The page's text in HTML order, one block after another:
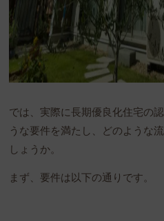
では、実際に長期優良化住宅の
うな要件を満たし、どのような
しょうか。
まず、要件は以下の通りです。